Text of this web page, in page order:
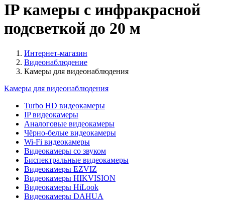
IP камеры с инфракрасной
подсветкой до 20 м
Интернет-магазин
Видеонаблюдение
Камеры для видеонаблюдения
Камеры для видеонаблюдения
Turbo HD видеокамеры
IP видеокамеры
Аналоговые видеокамеры
Чёрно-белые видеокамеры
Wi-Fi видеокамеры
Видеокамеры со звуком
Биспектральные видеокамеры
Видеокамеры EZVIZ
Видеокамеры HIKVISION
Видеокамеры HiLook
Видеокамеры DAHUA